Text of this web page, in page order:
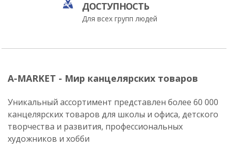
ДОСТУПНОСТЬ
Для всех групп людей
A-MARKET - Мир канцелярских товаров
Уникальный ассортимент представлен более 60 000
канцелярских товаров для школы и офиса, детского
творчества и развития, профессиональных
художников и хобби